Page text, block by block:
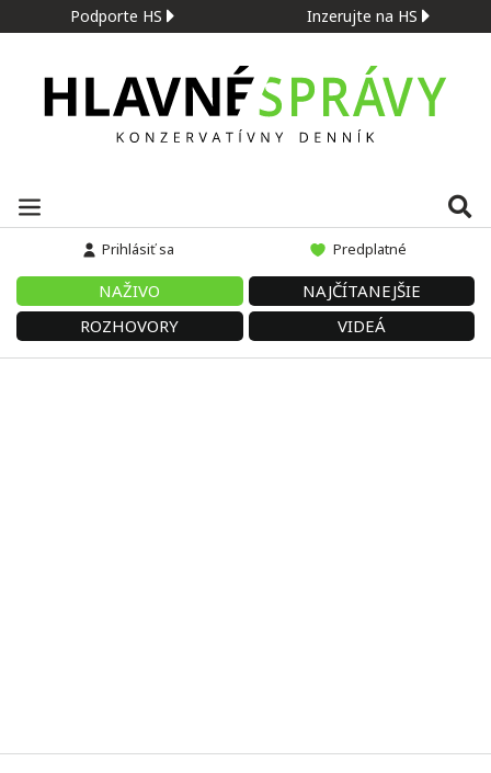
Podporte HS Inzerujte na HS
Prihlásiť sa Predplatné
NAŽIVO
NAJČÍTANEJŠIE
ROZHOVORY
VIDEÁ